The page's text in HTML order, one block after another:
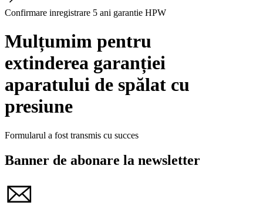
Confirmare inregistrare 5 ani garantie HPW
Mulțumim pentru
extinderea garanției
aparatului de spălat cu
presiune
Formularul a fost transmis cu succes
Banner de abonare la newsletter